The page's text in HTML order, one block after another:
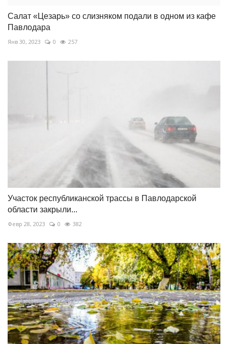
Салат «Цезарь» со слизняком подали в одном из кафе
Павлодара
Янв 30, 2023 0 257
Участок республиканской трассы в Павлодарской
области закрыли...
Февр 28, 2023 0 382